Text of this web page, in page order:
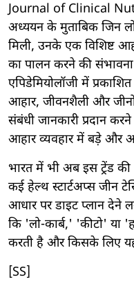
Journal of Clinical
अध्ययन के मुताबिक जिन
मिली, उनके एक विशिष्ट
का पालन करने की
एपिडेमियोलॉजी में
आहार, जीवनशैली और
संबंधी जानकारी प्रदान
आहार व्यवहार में बड़े और
भारत में भी अब इस ट्रेंड
कई हेल्थ स्टार्टअप्स जीन
आधार पर डाइट प्लान देने
कि 'लो-कार्ब,' 'कीटो' या
करती है और किसके लिए
[SS]